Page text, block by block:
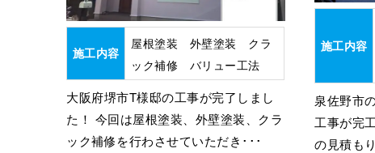
施工内容
屋根塗装 外壁塗装 クラ
ック補修 バリュー工法
大阪府堺市T様邸の工事が完了しまし
た！ 今回は屋根塗装、外壁塗装、クラ
ック補修を行わさせていただき･･･
施工内容
泉佐野市
工事が完
の見積も